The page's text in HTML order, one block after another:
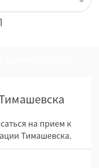
на прием к
Тимашевска.